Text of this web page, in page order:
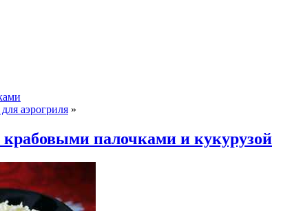
аэрогриля »
крабовыми палочками и кукурузой